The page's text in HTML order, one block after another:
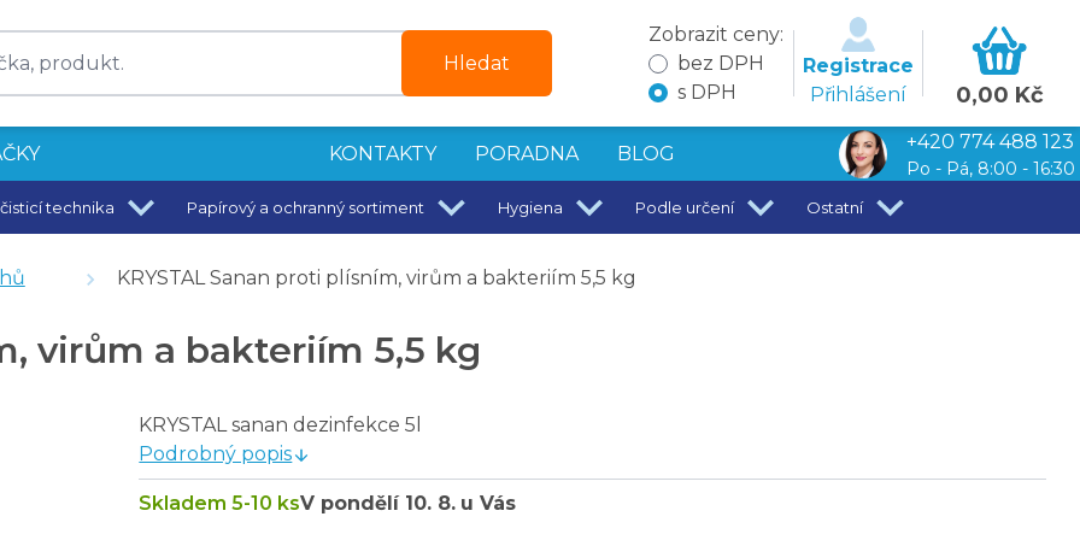
Hledat
Zobrazit ceny:
bez DPH
s DPH
Registrace
Přihlášení
0,00 Kč
KONTAKTY PORADNA BLOG
+420 774 488 123
Po - Pá, 8:00 - 16:30
technika Papírový a ochranný sortiment Hygiena Podle určení Ostatní
žluté, 25 g; Velikost L
KRYSTAL Sanan proti plísním, virům a bakteriím 5,5 kg
virům a bakteriím 5,5 kg
KRYSTAL sanan dezinfekce 5l
Podrobný popis
Skladem 5-10 ksV pondělí 10. 8. u Vás